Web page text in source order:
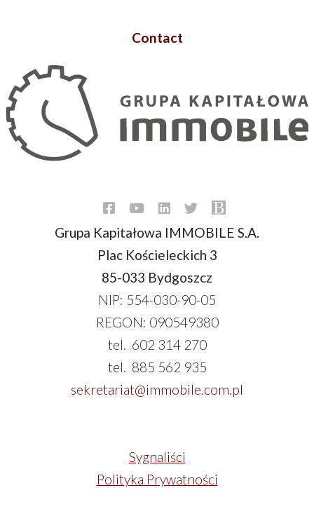
Contact
Grupa Kapitałowa IMMOBILE S.A.
Plac Kościeleckich 3
85-033 Bydgoszcz
NIP: 554-030-90-05
REGON: 090549380
tel. 602 314 270
tel. 885 562 935
sekretariat@immobile.com.pl
Sygnaliści
Polityka Prywatności